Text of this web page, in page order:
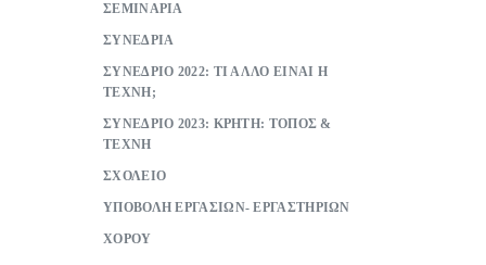
ΣΕΜΙΝΑΡΙΑ
ΣΥΝΕΔΡΙΑ
ΣΥΝΕΔΡΙΟ 2022: ΤΙ ΑΛΛΟ ΕΙΝΑΙ Η
ΤΕΧΝΗ;
ΣΥΝΕΔΡΙΟ 2023: ΚΡΗΤΗ: ΤΟΠΟΣ &
ΤΕΧΝΗ
ΣΧΟΛΕΙΟ
ΥΠΟΒΟΛΗ ΕΡΓΑΣΙΩΝ- ΕΡΓΑΣΤΗΡΙΩΝ
ΧΟΡΟΥ